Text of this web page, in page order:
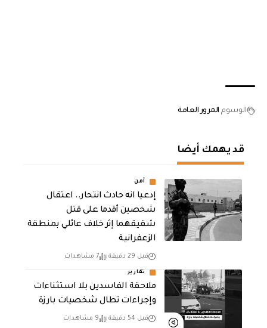
الوسوم المرور العامة
قد يهمك أيضا
أمن
إدعيا انه حادث انتحار.. اعتقال
شخصين أقدما على قتل
شقيقهما إثر خلاف عائلي بمنطقة
الزعفرانية
قبل 29 دقيقة 7 مشاهدات
تقارير
ملاحقة الفاسدين بلا استثناءات
وإجراءات تطال شخصيات بارزة
قبل 54 دقيقة 9 مشاهدات